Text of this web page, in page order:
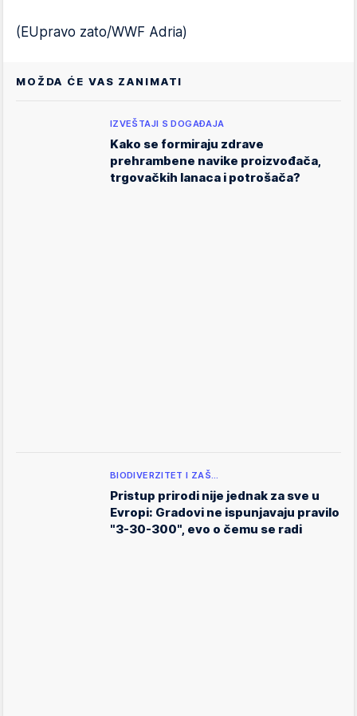
(EUpravo zato/WWF Adria)
MOŽDA ĆE VAS ZANIMATI
IZVEŠTAJI S DOGAĐAJA
Kako se formiraju zdrave
prehrambene navike proizvođača,
trgovačkih lanaca i potrošača?
BIODIVERZITET I ZAŠ…
Pristup prirodi nije jednak za sve u
Evropi: Gradovi ne ispunjavaju pravilo
"3-30-300", evo o čemu se radi